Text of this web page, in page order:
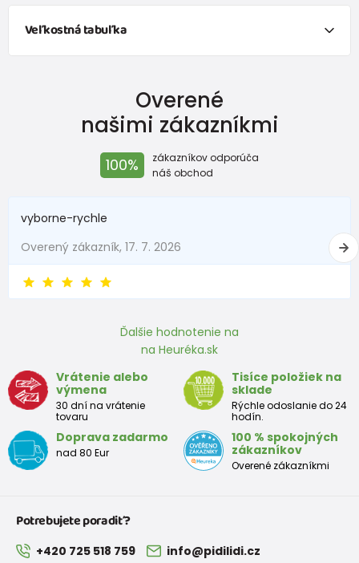
Veľkostná tabuľka
Výška (cm)
New Baby do 50 do 3,4
Do 1 mesiaca do 56 do 4,5
6 - 9 mesiace 68 -74 8 - 9,5
9 - 12 mesiace 74-80 9,5 - 11
Približná tabuľka veľkosti batoľaťa
Veľkosť
Výška
(cm)
Prsia
(cm)
Pás
(cm)
(cm)
12
mesiacov
68 - 80 47 52
2 roky
Overené
našimi zákazníkmi
100%
zákazníkov odporúča
náš obchod
vyborne-rychle
Overený zákazník, 17. 7. 2026
Ďalšie hodnotenie na
na Heuréka.sk
Vrátenie alebo
výmena
30 dní na vrátenie
tovaru
Tisíce položiek na
sklade
Rýchle odoslanie do 24
hodín.
Doprava zadarmo
nad 80 Eur
100 % spokojných
zákazníkov
Overené zákazníkmi
Potrebujete poradiť?
+420 725 518 759 info@pidilidi.cz